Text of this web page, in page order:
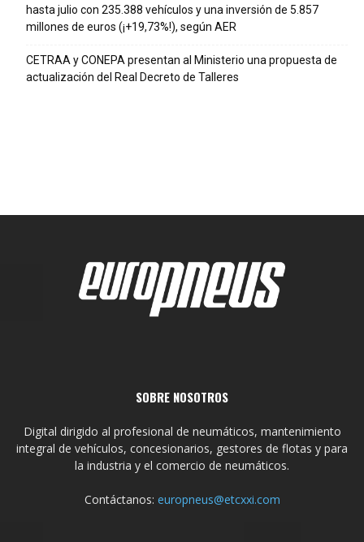
hasta julio con 235.388 vehículos y una inversión de 5.857
millones de euros (¡+19,73%!), según AER
CETRAA y CONEPA presentan al Ministerio una propuesta de
actualización del Real Decreto de Talleres
SOBRE NOSOTROS
Digital dirigido al profesional de neumáticos, mantenimiento
integral de vehículos, concesionarios, gestores de flotas y para
la industria y el comercio de neumáticos.
Contáctanos: europneus@etcxxi.com